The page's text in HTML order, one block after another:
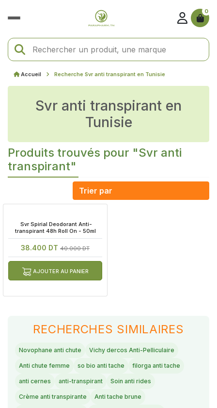
0
Accueil Recherche Svr anti transpirant en Tunisie
Svr anti transpirant en
Tunisie
Produits trouvés pour "Svr anti
transpirant"
Svr Spirial Deodorant Anti-
transpirant 48h Roll On - 50ml
38.400 DT 40.000 DT
AJOUTER AU PANIER
RECHERCHES SIMILAIRES
Novophane anti chute Vichy dercos Anti-Pelliculaire
Anti chute femme so bio anti tache filorga anti tache
anti cernes anti-transpirant Soin anti rides
Crème anti transpirante Anti tache brune